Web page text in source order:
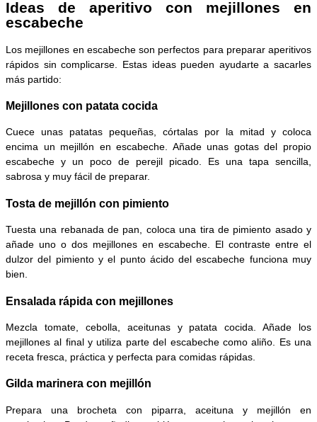
Ideas de aperitivo con mejillones en
escabeche
Los mejillones en escabeche son perfectos para preparar aperitivos
rápidos sin complicarse. Estas ideas pueden ayudarte a sacarles
más partido:
Mejillones con patata cocida
Cuece unas patatas pequeñas, córtalas por la mitad y coloca
encima un mejillón en escabeche. Añade unas gotas del propio
escabeche y un poco de perejil picado. Es una tapa sencilla,
sabrosa y muy fácil de preparar.
Tosta de mejillón con pimiento
Tuesta una rebanada de pan, coloca una tira de pimiento asado y
añade uno o dos mejillones en escabeche. El contraste entre el
dulzor del pimiento y el punto ácido del escabeche funciona muy
bien.
Ensalada rápida con mejillones
Mezcla tomate, cebolla, aceitunas y patata cocida. Añade los
mejillones al final y utiliza parte del escabeche como aliño. Es una
receta fresca, práctica y perfecta para comidas rápidas.
Gilda marinera con mejillón
Prepara una brocheta con piparra, aceituna y mejillón en